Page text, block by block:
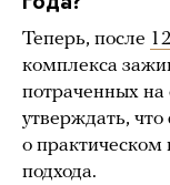
Теперь, после
комплекса
потраченных на
утверждать,
о практическом
подхода.